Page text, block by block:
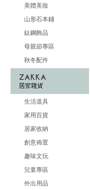
美體美妝
山形石本鋪
鈦鋼飾品
母親節專區
秋冬配件
生活道具
家用百貨
居家收納
創意佈置
趣味文玩
兒童專區
外出用品